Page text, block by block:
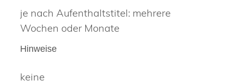
je nach Aufenthaltstitel: mehrere
Wochen oder Monate
Hinweise
keine